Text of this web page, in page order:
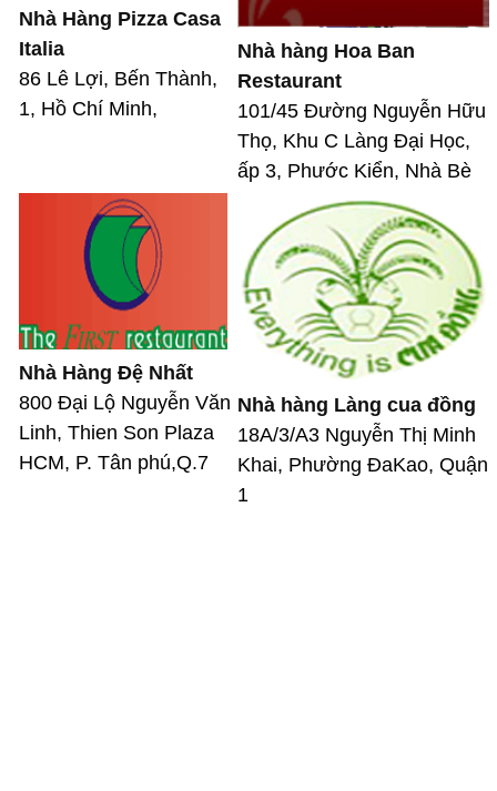
Nhà Hàng Pizza Casa
Italia
86 Lê Lợi, Bến Thành,
1, Hồ Chí Minh,
Nhà hàng Hoa Ban
Restaurant
101/45 Đường Nguyễn Hữu
Thọ, Khu C Làng Đại Học,
ấp 3, Phước Kiển, Nhà Bè
Nhà Hàng Đệ Nhất
800 Đại Lộ Nguyễn Văn
Linh, Thien Son Plaza
HCM, P. Tân phú,Q.7
Nhà hàng Làng cua đồng
18A/3/A3 Nguyễn Thị Minh
Khai, Phường ĐaKao, Quận
1